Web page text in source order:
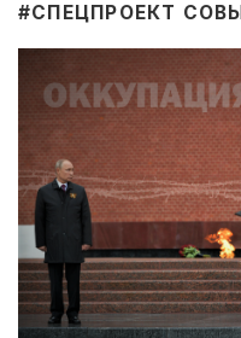
#CПЕЦПРОЕКТ СОВЫ